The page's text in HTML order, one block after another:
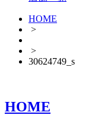
HOME
>
>
30624749_s
HOME